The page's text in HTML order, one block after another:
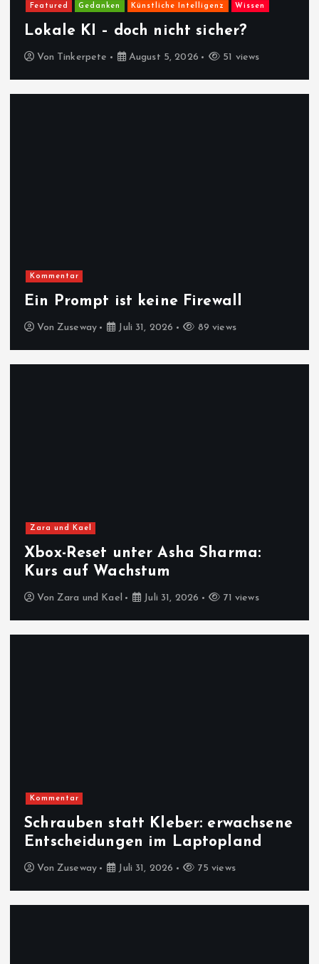
Featured Gedanken Künstliche Intelligenz Wissen
Lokale KI – doch nicht sicher?
Von Tinkerpete August 5, 2026 51 views
Kommentar
Ein Prompt ist keine Firewall
Von Zuseway Juli 31, 2026 89 views
Zara und Kael
Xbox-Reset unter Asha Sharma:
Kurs auf Wachstum
Von Zara und Kael Juli 31, 2026 71 views
Kommentar
Schrauben statt Kleber: erwachsene
Entscheidungen im Laptopland
Von Zuseway Juli 31, 2026 75 views